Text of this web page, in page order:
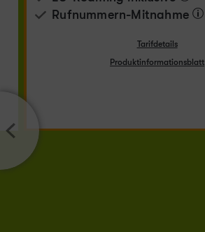
Rufnummern-​Mitnahme
Tarifdetails
Produktinformationsblatt